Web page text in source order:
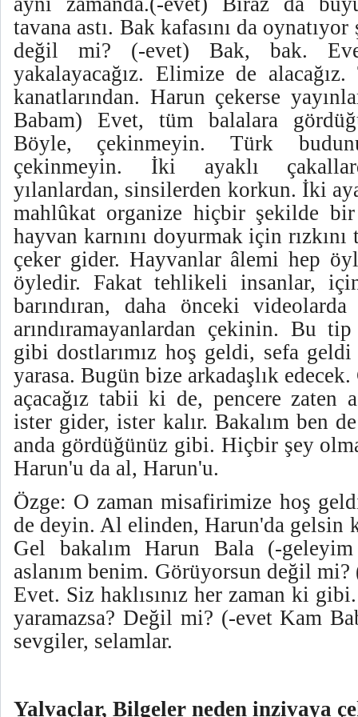
tavana astı. Bak kafasını da
değil mi? (-evet) Bak, bak.
yakalayacağız. Elimize de
kanatlarından. Harun çekerse
Babam) Evet, tüm balalara
Böyle, çekinmeyin. Türk
çekinmeyin. İki ayaklı
yılanlardan, sinsilerden korkun. İki
mahlûkat organize hiçbir şekilde bir
hayvan karnını doyurmak için
çeker gider. Hayvanlar âlemi hep
öyledir. Fakat tehlikeli insanlar,
barındıran, daha önceki
arındıramayanlardan çekinin. Bu
gibi dostlarımız hoş geldi, sefa
yarasa. Bugün bize arkadaşlık edecek.
açacağız tabii ki de, pencere zaten
ister gider, ister kalır. Bakalım ben
anda gördüğünüz gibi. Hiçbir şey
Harun'u da al, Harun'u.
Özge: O zaman misafirimize hoş
de deyin. Al elinden, Harun'da gelsin
Gel bakalım Harun Bala (-
aslanım benim. Görüyorsun değil mi?
Evet. Siz haklısınız her zaman ki
yaramazsa? Değil mi? (-evet Kam
sevgiler, selamlar.
Yalvaçlar, Bilgeler neden inzivaya